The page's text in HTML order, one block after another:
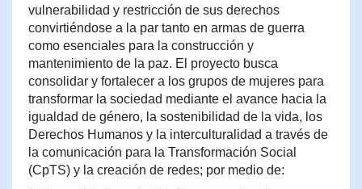
vulnerabilidad y restricción de sus derechos
convirtiéndose a la par tanto en armas de guerra
como esenciales para la construcción y
mantenimiento de la paz. El proyecto busca
consolidar y fortalecer a los grupos de mujeres para
transformar la sociedad mediante el avance hacia la
igualdad de género, la sostenibilidad de la vida, los
Derechos Humanos y la interculturalidad a través de
la comunicación para la Transformación Social
(CpTS) y la creación de redes; por medio de: